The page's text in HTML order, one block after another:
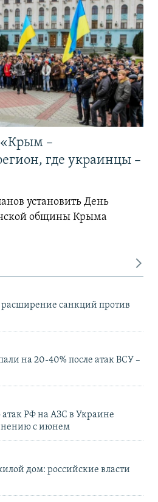
–
где украинцы –
установить День
общины Крыма
санкций против
на 20-40% после атак ВСУ –
атак РФ на АЗС в Украине
с июнем
дом: российские власти